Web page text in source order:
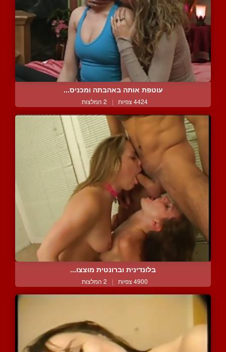
עוטפת אותה באהבתה ומכניס...
4424 צפיות | 2 המלצות
בלונדינית וברונטית מוצצו...
4900 צפיות | 2 המלצות